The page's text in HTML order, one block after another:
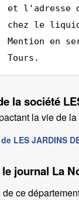
et l'adresse
chez le
Mention en
Tours.
la société
la vie de
LES JARDINS
journal La
ce